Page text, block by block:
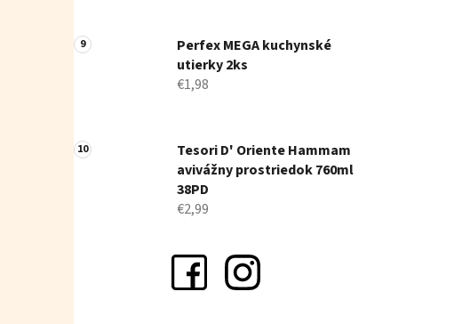
Perfex MEGA kuchynské
utierky 2ks
€1,98
Tesori D' Oriente Hammam
avivážny prostriedok 760ml
38PD
€2,99